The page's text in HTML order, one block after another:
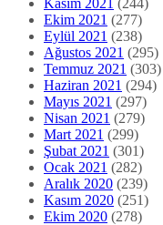
Ekim 2021 (277)
Eylül 2021 (238)
Ağustos 2021 (295)
Temmuz 2021 (303)
Haziran 2021 (294)
Mayıs 2021 (297)
Nisan 2021 (279)
Mart 2021 (299)
Şubat 2021 (301)
Ocak 2021 (282)
Aralık 2020 (239)
Kasım 2020 (251)
Ekim 2020 (278)